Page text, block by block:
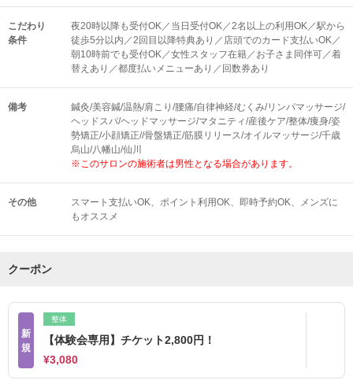
こだわり
条件
夜20時以降も受付OK／当日受付OK／2名以上の利用OK／駅から
徒歩5分以内／2回目以降特典あり／店頭でのカード支払いOK／
朝10時前でも受付OK／女性スタッフ在籍／お子さま同伴可／着
替えあり／都度払いメニューあり／回数券あり
備考
鍼灸/美容鍼/温熱/肩こり/腰痛/自律神経/むくみ/リンパマッサージ/
ヘッドスパ/ヘッドマッサージ/マタニティ/産後ケア/整体/痩身/姿
勢矯正/小顔矯正//骨盤矯正/筋膜リリース/オイルマッサージ/千歳
烏山/八幡山/仙川
※このサロンの施術者は男性となる場合があります。
その他 スマート支払いOK ポイント利用OK 即時予約OK
メンズに
もオススメ
クーポン
新
規
整体
【体験会専用】チケット2,800円！
¥3,080